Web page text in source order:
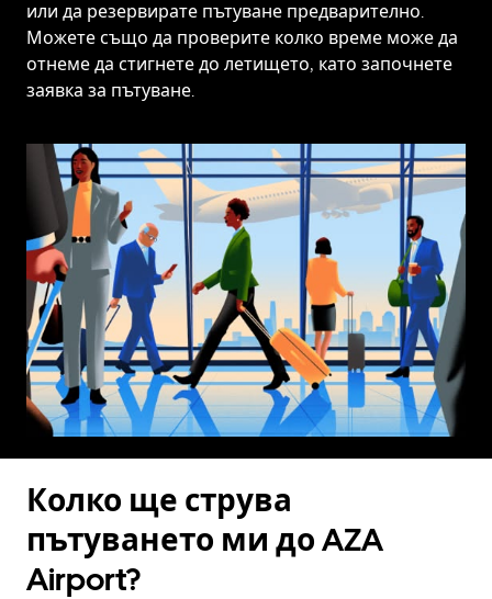
или да резервирате пътуване предварително.
Можете също да проверите колко време може да
отнеме да стигнете до летището, като започнете
заявка за пътуване.
Колко ще струва
пътуването ми до AZA
Airport?